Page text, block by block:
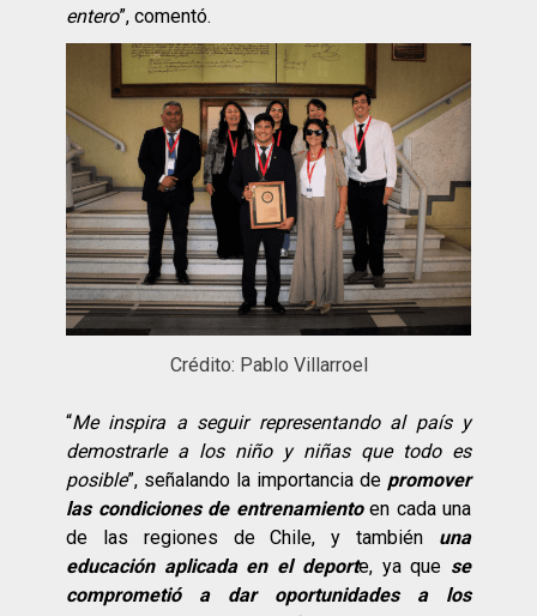
entero”, comentó.
Crédito: Pablo Villarroel
“Me inspira a seguir representando al país y
demostrarle a los niño y niñas que todo es
posible”, señalando la importancia de promover
las condiciones de entrenamiento en cada una
de las regiones de Chile, y también una
educación aplicada en el deporte, ya que se
comprometió a dar oportunidades a los